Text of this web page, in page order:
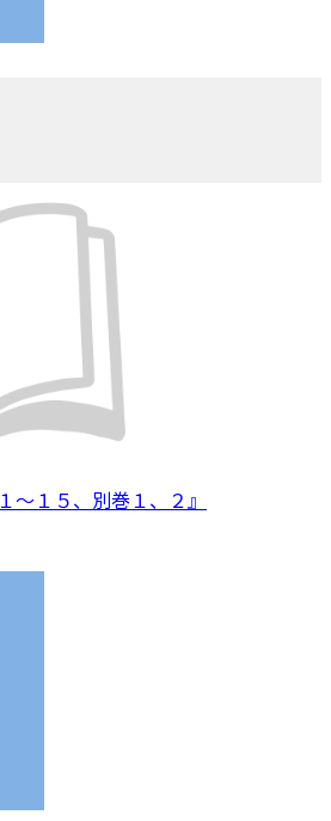
～１５、別巻１、２』